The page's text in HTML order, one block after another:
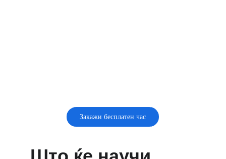
Закажи бесплатен час